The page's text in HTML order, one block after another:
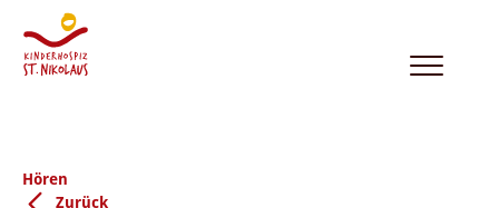
Toggle
Hören
Zurück